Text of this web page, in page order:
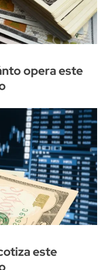
opera este
este